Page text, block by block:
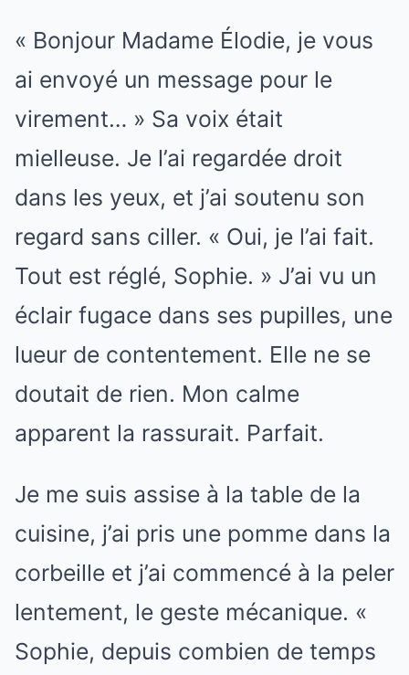
« Bonjour Madame Élodie, je vous
ai envoyé un message pour le
virement… » Sa voix était
mielleuse. Je l’ai regardée droit
dans les yeux, et j’ai soutenu son
regard sans ciller. « Oui, je l’ai fait.
Tout est réglé, Sophie. » J’ai vu un
éclair fugace dans ses pupilles, une
lueur de contentement. Elle ne se
doutait de rien. Mon calme
apparent la rassurait. Parfait.
Je me suis assise à la table de la
cuisine, j’ai pris une pomme dans la
corbeille et j’ai commencé à la peler
lentement, le geste mécanique. «
Sophie, depuis combien de temps